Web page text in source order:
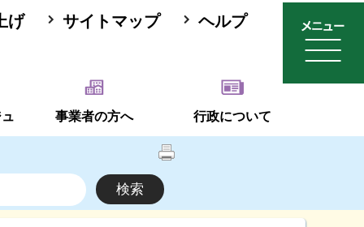
げ サイトマップ ヘルプ
事業者の方へ 行政について